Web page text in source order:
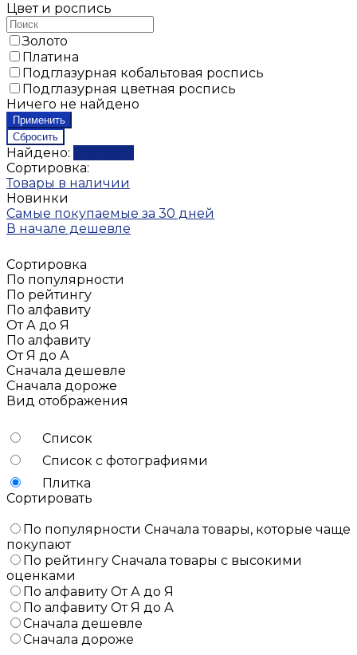
Цвет и роспись
Золото
Платина
Подглазурная кобальтовая роспись
Подглазурная цветная роспись
Ничего не найдено
Найдено:
Сортировка:
Товары в наличии
Новинки
Самые покупаемые за 30 дней
В начале дешевле
Сортировка
По популярности
По рейтингу
По алфавиту
От А до Я
По алфавиту
От Я до А
Сначала дешевле
Сначала дороже
Вид отображения
Список
Список с фотографиями
Плитка
Сортировать
По популярности Сначала товары, которые чаще
покупают
По рейтингу Сначала товары с высокими
оценками
По алфавиту От А до Я
По алфавиту От Я до А
Сначала дешевле
Сначала дороже